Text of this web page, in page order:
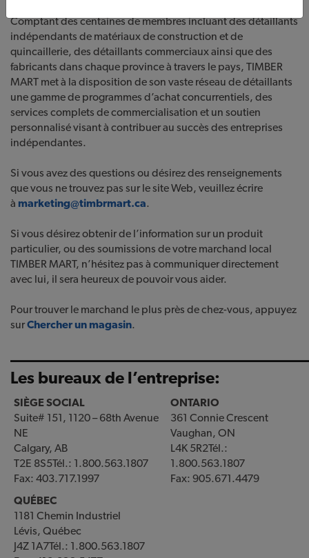
Comptant des centaines de membres incluant des détaillants
indépendants de matériaux de construction et de
quincaillerie, des détaillants commerciaux ainsi que des
fabricants dans chaque province à travers le pays, TIMBER
MART met à la disposition de son vaste réseau de détaillants
une gamme de programmes d’achat concurrentiels, des
services complets de commercialisation et un soutien
personnalisé visant à contribuer au succès des entreprises
indépendantes.
Si vous avez des questions ou désirez des renseignements
que vous ne trouvez pas sur le site Web, veuillez écrire
à marketing@timbrmart.ca.
Si vous désirez obtenir de l’information sur un produit
particulier, ou des soumissions de votre marchand local
TIMBER MART, n’hésitez pas à communiquer directement
avec lui, il sera heureux de pouvoir vous aider.
Pour trouver le marchand le plus près de chez-vous, appuyez
surChercher un magasin.
Les bureaux de l’entreprise:
SIÈGE SOCIAL
Suite# 151, 1120 – 68th Avenue
NE
Calgary, AB
T2E 8S5Tél.: 1.800.563.1807
Fax: 403.717.1997
ONTARIO
361 Connie Crescent
Vaughan, ON
L4K 5R2Tél.:
1.800.563.1807
Fax: 905.671.4479
QUÉBEC
1181 Chemin Industriel
Lévis, Québec
J4Z 1A7Tél.: 1.800.563.1807